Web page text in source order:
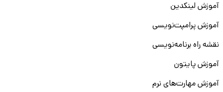
آموزش لینکدین
آموزش پرامپت‌نویسی
نقشه راه برنامه‌نویسی
آموزش پایتون
آموزش مهارت‌های نرم